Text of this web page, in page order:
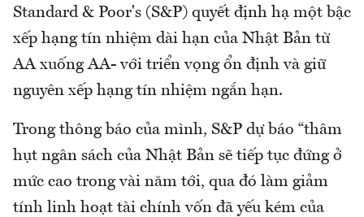
Standard & Poor's (S&P) quyết định hạ một bậc
xếp hạng tín nhiệm dài hạn của Nhật Bản từ
AA xuống AA- với triển vọng ổn định và giữ
nguyên xếp hạng tín nhiệm ngắn hạn.
Trong thông báo của mình, S&P dự báo “thâm
hụt ngân sách của Nhật Bản sẽ tiếp tục đứng ở
mức cao trong vài năm tới, qua đó làm giảm
tính linh hoạt tài chính vốn đã yếu kém của